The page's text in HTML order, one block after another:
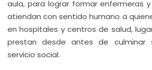
aula, para lograr formar enfermeras
atiendan con sentido humano a
en hospitales y centros de salud,
prestan desde antes de culminar
servicio social.